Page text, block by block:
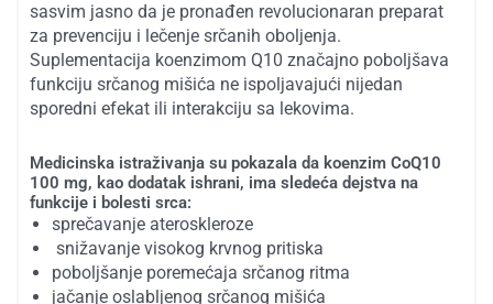
sasvim jasno da je pronađen revolucionaran preparat
za prevenciju i lečenje srčanih oboljenja.
Suplementacija koenzimom Q10 značajno poboljšava
funkciju srčanog mišića ne ispoljavajući nijedan
sporedni efekat ili interakciju sa lekovima.
Medicinska istraživanja su pokazala da koenzim CoQ10
100 mg, kao dodatak ishrani, ima sledeća dejstva na
funkcije i bolesti srca:
sprečavanje ateroskleroze
snižavanje visokog krvnog pritiska
poboljšanje poremećaja srčanog ritma
jačanje oslabljenog srčanog mišića